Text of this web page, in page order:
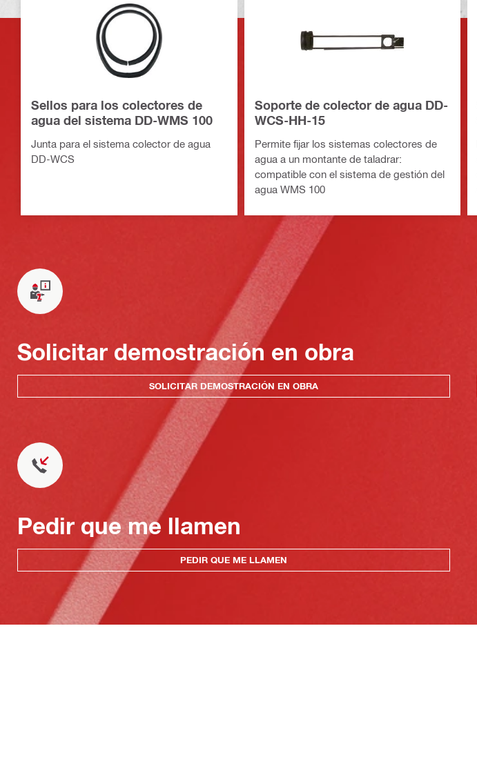
Sellos para los colectores de
agua del sistema DD-WMS 100
Junta para el sistema colector de agua
DD-WCS
Soporte de colector de agua DD-
WCS-HH-15
Permite fijar los sistemas colectores de
agua a un montante de taladrar:
compatible con el sistema de gestión del
agua WMS 100
Solicitar demostración en obra
SOLICITAR DEMOSTRACIÓN EN OBRA
Pedir que me llamen
PEDIR QUE ME LLAMEN